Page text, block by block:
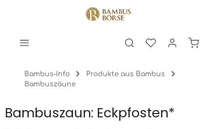
Bambus-Info
Produkte aus Bambus
Bambuszäune
Bambuszaun: Eckpfosten*